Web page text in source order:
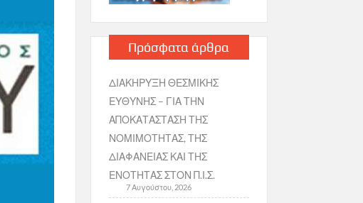
Πρόσφατα άρθρα
ΔΙΑΚΗΡΥΞΗ ΘΕΣΜΙΚΗΣ
ΕΥΘΥΝΗΣ – ΓΙΑ ΤΗΝ
ΑΠΟΚΑΤΑΣΤΑΣΗ ΤΗΣ
ΝΟΜΙΜΟΤΗΤΑΣ, ΤΗΣ
ΔΙΑΦΑΝΕΙΑΣ ΚΑΙ ΤΗΣ
ΕΝΟΤΗΤΑΣ ΣΤΟΝ Π.Ι.Σ.
7 Αυγούστου, 2026